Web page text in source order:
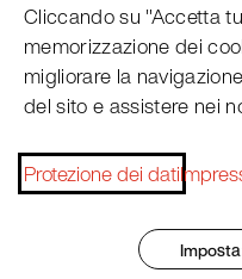
Subscribe Pacojet
Would you like to be
Cliccando su "Accetta
memorizzazione dei
migliorare la
del sito e assistere nei
Protezione dei dati